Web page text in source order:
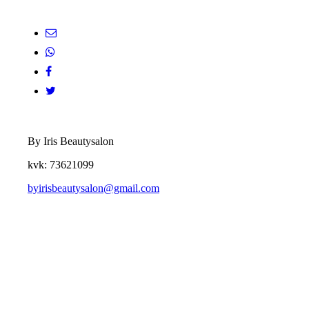
By Iris Beautysalon
kvk: 73621099
byirisbeautysalon@gmail.com